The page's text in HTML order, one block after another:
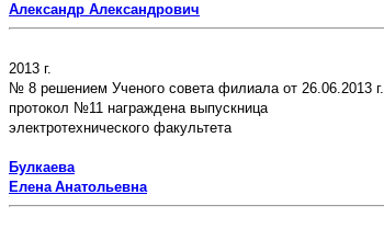
Александр Александрович
2013 г.
№ 8 решением Ученого совета филиала от 26.06.2013 г.
протокол №11 награждена выпускница
электротехнического факультета
Булкаева
Елена Анатольевна